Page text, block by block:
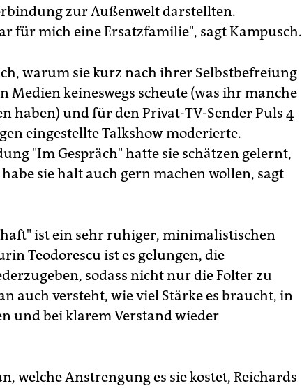
zur Außenwelt darstellten.
für mich eine Ersatzfamilie", sagt Kampusch.
warum sie kurz nach ihrer Selbstbefreiung
Medien keineswegs scheute (was ihr manche
haben) und für den Privat-TV-Sender Puls 4
eingestellte Talkshow moderierte.
"Im Gespräch" hatte sie schätzen gelernt,
sie halt auch gern machen wollen, sagt
ist ein sehr ruhiger, minimalistischen
Teodorescu ist es gelungen, die
sodass nicht nur die Folter zu
auch versteht, wie viel Stärke es braucht, in
und bei klarem Verstand wieder
welche Anstrengung es sie kostet, Reichards